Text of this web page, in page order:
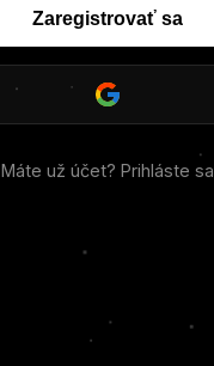
Zaregistrovať sa
Máte už účet? Prihláste sa